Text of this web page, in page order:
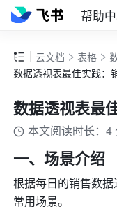
帮助
云文档 表格
数据透视表最佳实践：
数据透视表最
本文阅读时长：4
一、场景介绍
根据每日的销售数
常用场景。